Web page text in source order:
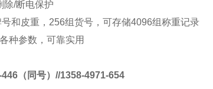
除/断电保护
和皮重， 256组货号，可存储4096组称重记录
种参数，可靠实用
（同号）//1358-4971-654